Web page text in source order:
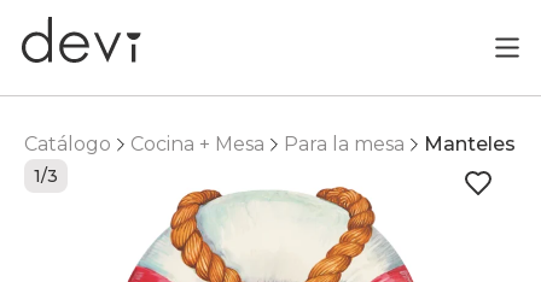
Catálogo Cocina + Mesa Para la mesa Manteles
1/3